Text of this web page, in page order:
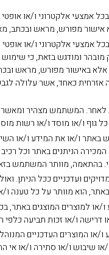
אמצעי אלקטרוני ו/או
אישור מפורש, מראש ובכתב,
אמצעי אלקטרוני ו/או
ומודגש בזאת, כי שימוש
אלא באישור מפורש, מראש
כאחד, אשר עלולה
המשתמש מצהיר
גוף ו/או מוסד ו/או רשות
ו/או את המידע ו/או
הניתנים באתר וכל
מוותר המשתמש
ועדכניים ככל הניתן.
הוא מוותר על כל טענה ו/
למוצרים המוצגים
ו/או זכות תביעה כלפי
או המוצרים העדכניים
שיבוש ו/או סתירה ו/או אי